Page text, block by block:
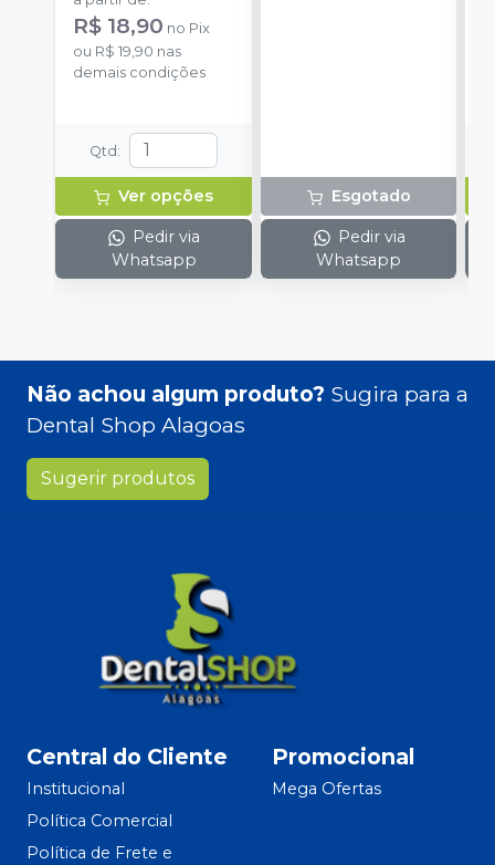
R$ 18,90 no Pix
ou R$ 19,90 nas
demais condições
Qtd :
Ver opções
Pedir via
Whatsapp
Esgotado
Pedir via
Whatsapp
Não achou algum produto? Sugira para a
Dental Shop Alagoas
Sugerir produtos
Central do Cliente
Institucional
Política Comercial
Política de Frete e
Promocional
Mega Ofertas